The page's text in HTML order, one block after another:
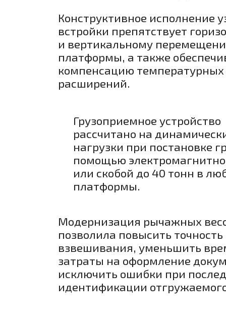
Конструктивное исполнение
встройки препятствует
и вертикальному
платформы, а также
компенсацию температурных
расширений.
Грузоприемное устройство
рассчитано на
нагрузки при постановке
помощью
или скобой до 40 тонн в
платформы.
Модернизация рычажных
позволила повысить точность
взвешивания, уменьшить
затраты на оформление
исключить ошибки при
идентификации